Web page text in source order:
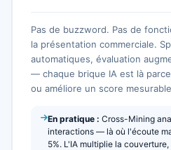
Pas de buzzword. Pas de
la présentation commerciale.
automatiques, évaluation
— chaque brique IA est là
ou améliore un score
En pratique : Cross-Mining
interactions — là où l'écoute
5%. L'IA multiplie la